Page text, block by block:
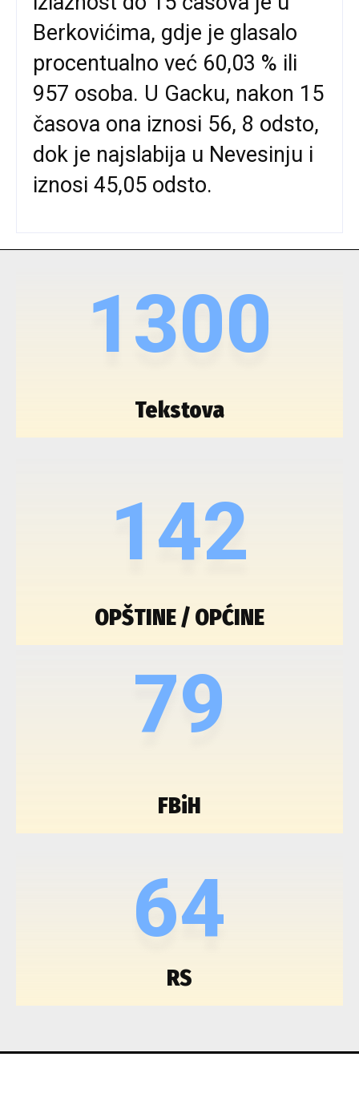
Berkovićima, gdje je glasalo
procentualno već 60,03 % ili
957 osoba. U Gacku, nakon 15
časova ona iznosi 56, 8 odsto,
dok je najslabija u Nevesinju i
iznosi 45,05 odsto.
1300
Tekstova
142
OPŠTINE / OPĆINE
79
FBiH
64
RS